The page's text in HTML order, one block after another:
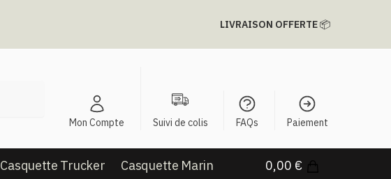
LIVRAISON OFFERTE📦
Mon Compte Suivi de colis FAQs Paiement
Casquette Trucker Casquette Marin 0,00 €